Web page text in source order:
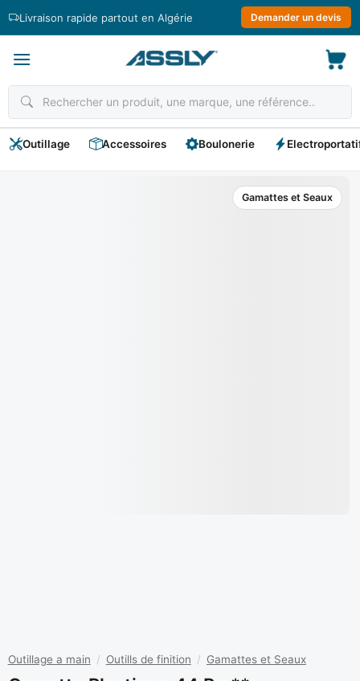
Livraison rapide partout en Algérie Demander un devis
Outillage Accessoires Boulonerie
Gamattes et Seaux
Outillage a main / Outills de finition / Gamattes et Seaux